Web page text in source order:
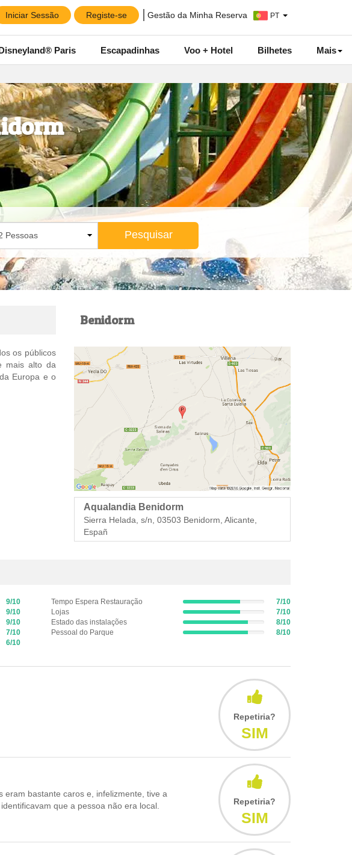
Iniciar Sessão Registe-se Gestão da Minha Reserva PT
Paris Escapadinhas Voo + Hotel Bilhetes Mais
Pesquisar
os públicos
mais alto da
Europa e o
Benidorm
Aqualandia Benidorm
Sierra Helada, s/n, 03503 Benidorm, Alicante,
Españ
9/10
9/10
9/10
7/10
6/10
Tempo Espera Restauração
7%
Complete
(success)
7/10
Lojas
7%
Complete
(success)
7/10
Estado das instalações
8%
Complete
8/10
Pessoal do Parque
8%
8/10
Repetiria?
SIM
eram bastante caros e, infelizmente, tive a
que a pessoa não era local.
Repetiria?
SIM